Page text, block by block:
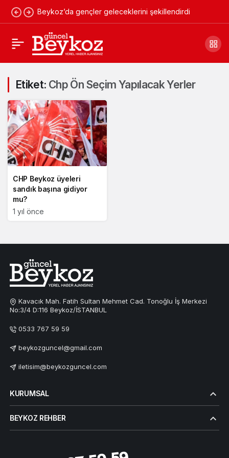
Beykoz’da gençler geleceklerini şekillendirdi
Etiket: Chp Ön Seçim Yapılacak Yerler
CHP Beykoz üyeleri
sandık başına gidiyor
mu?
1 yıl önce
Kavacık Mah. Fatih Sultan Mehmet Cad. Tonoğlu İş Merkezi
No:3/4 D:116 Beykoz/İSTANBUL
0533 767 59 59
beykozguncel@gmail.com
iletisim@beykozguncel.com
KURUMSAL
BEYKOZ REHBER